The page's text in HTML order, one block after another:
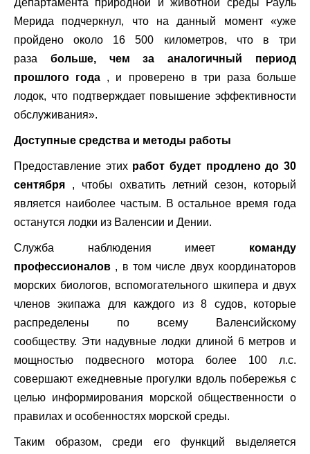
Департамента природной и животной среды Рауль
Мерида подчеркнул, что на данный момент «уже
пройдено около 16 500 километров, что в три
раза больше, чем за аналогичный период
прошлого года , и проверено в три раза больше
лодок, что подтверждает повышение эффективности
обслуживания».
Доступные средства и методы работы
Предоставление этих работ будет продлено до 30
сентября , чтобы охватить летний сезон, который
является наиболее частым. В остальное время года
останутся лодки из Валенсии и Дении.
Служба наблюдения имеет команду
профессионалов , в том числе двух координаторов
морских биологов, вспомогательного шкипера и двух
членов экипажа для каждого из 8 судов, которые
распределены по всему Валенсийскому
сообществу. Эти надувные лодки длиной 6 метров и
мощностью подвесного мотора более 100 л.с.
совершают ежедневные прогулки вдоль побережья с
целью информирования морской общественности о
правилах и особенностях морской среды.
Таким образом, среди его функций выделяется